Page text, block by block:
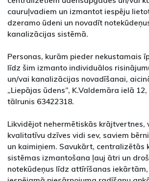
cauruļvadiem un izmantot iespēju
dzeramo ūdeni un novadīt
kanalizācijas sistēmā.
Personas, kurām pieder nekustamais
līdz šim izmanto individuālos
un/vai kanalizācijas novadīšanai,
„Liepājas ūdens”, K.Valdemāra ielā
tālrunis 63422318.
Likvidējot nehermētiskās krājtvertnes,
kvalitatīvu dzīves vidi sev, saviem
un kaimiņiem. Savukārt, centralizētās
sistēmas izmantošana ļauj ātri un
notekūdeņus līdz attīrīšanas